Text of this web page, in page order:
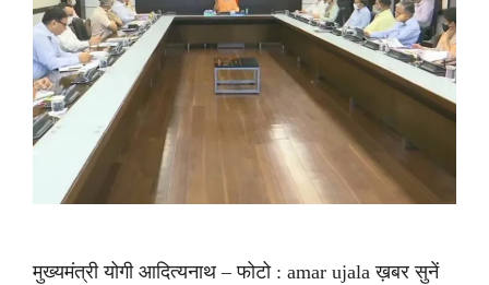
मुख्यमंत्री योगी आदित्यनाथ – फोटो : amar ujala ख़बर सुनें